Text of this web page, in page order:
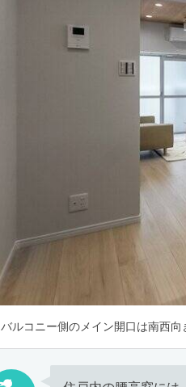
バルコニー側のメイン開口は南西